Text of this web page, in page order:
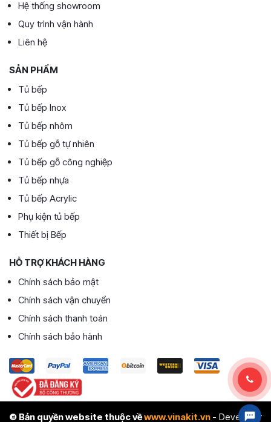
Hệ thống showroom
Quy trình vận hành
Liên hệ
SẢN PHẨM
Tủ bếp
Tủ bếp Inox
Tủ bếp nhôm
Tủ bếp gỗ tự nhiên
Tủ bếp gỗ công nghiệp
Tủ bếp nhựa
Tủ bếp Acrylic
Phụ kiện tủ bếp
Thiết bị Bếp
HỖ TRỢ KHÁCH HÀNG
Chính sách bảo mật
Chính sách vận chuyển
Chính sách thanh toán
Chính sách bảo hành
© Bản quyền website thuộc vềwww.vinakit.vn - Developer